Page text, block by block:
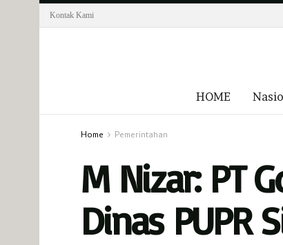
Kontak Kami
HOME
Home Pemerintahan
M Nizar: PT
Dinas PUPR